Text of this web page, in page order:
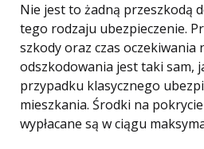
Nie jest to żadną przeszkodą
tego rodzaju ubezpieczenie.
szkody oraz czas oczekiwania
odszkodowania jest taki sam,
przypadku klasycznego
mieszkania. Środki na
wypłacane są w ciągu